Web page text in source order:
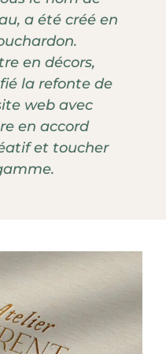
a été créé en
en décors,
la refonte de
web avec
en accord
et toucher